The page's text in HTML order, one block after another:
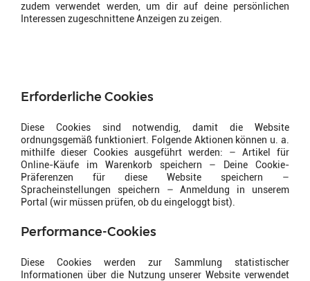
zudem verwendet werden, um dir auf deine persönlichen
Interessen zugeschnittene Anzeigen zu zeigen.
Erforderliche Cookies
Diese Cookies sind notwendig, damit die Website
ordnungsgemäß funktioniert. Folgende Aktionen können u. a.
mithilfe dieser Cookies ausgeführt werden: – Artikel für
Online-Käufe im Warenkorb speichern – Deine Cookie-
Präferenzen für diese Website speichern –
Spracheinstellungen speichern – Anmeldung in unserem
Portal (wir müssen prüfen, ob du eingeloggt bist).
Performance-Cookies
Diese Cookies werden zur Sammlung statistischer
Informationen über die Nutzung unserer Website verwendet